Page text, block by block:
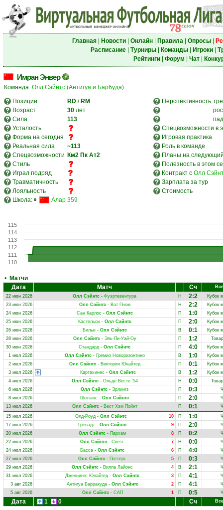
Главная| Новости| Онлайн| Правила| Опросы|
Расписание| Турниры| Команды| Игроки|
Рейтинги| Форум Чат|
Имран Энвер
Команда: Олл Сэйнтс (Антигуа и Барбуда)
Позиции
RD / RM Перспективность
Возраст
30 лет
Сила
113
Усталость
Спецвозможности в
Форма на сегодня
Игровая практика
Реальная сила
~113
Роль в команде
Спецвозможности Км2 Пк Ат2
Планы на
Стиль
Полезность в этом
Играл подряд
Контракт с Олл
Травматичность
Зарплата за тур
Лояльность
Стоимость
Школа:
Алар 359
110
111
112
113
114
115
• Матчи
Дата
Матч Сч
22 июн 2026
Олл Сэйнтс - Фуэртевентура Н 2:2
Кубок
23 июн 2026
Олл Сэйнтс- Ват Пном Н 2:2
Кубок
24 июн 2026
Сан Карлос - Олл Сэйнтс П 1:0
Кубок
25 июн 2026
Кастельон- Олл Сэйнтс П 2:0
Кубок
26 июн 2026
Билье- Олл Сэйнтс В 0:1
Кубок
28 июн 2026
Олл Сэйнтс- Эль-Пи-Уай-Оу П 1:2
30 июн 2026
Стандард - Олл Сэйнтс П 4:0
Кубок
1 июл 2026
Олл Сэйнтс- Гремио Новоризонтино В 1:0
Кубок
2 июл 2026
Олл Сэйнтс- Виктория Юнайтед П 0:1
Кубок
3 июл 2026
Картахинес - Олл Сэйнтс В 1:2
Кубок
4 июл 2026
Олл Сэйнтс- Ольде Весте '54 Н 0:0
6 июл 2026
Олл Сэйнтс - Эрлингз П 0:3
8 июл 2026
Шотганс - Олл Сэйнтс П 2:0
13 июл 2026
Олл Сэйнтс- Вест Хэм Пойнт П 0:1
15 июл 2026
10
Олд-Роуд - Олл Сэйнтс П 1:0
17 июл 2026
9
Гренадс - Олл Сэйнтс П 2:0
20 июл 2026
8
Олл Сэйнтс - Пархам П 0:2
22 июл 2026
7
Олл Сэйнтс - Светс Н 0:0
24 июл 2026
6
Басса - Олл Сэйнтс П 4:0
27 июл 2026
5
Олл Сэйнтс - Поттерс П 0:3
29 июл 2026
4
Олл Сэйнтс - Вилла Лайонс В 2:1
31 июл 2026
3
Дженнингс Юнайтед - Олл Сэйнтс П 4:1
3 авг 2026
2
Антигуа Барракуда- Олл Сэйнтс П 4:1
5 авг 2026
1
Олл Сэйнтс- САП П 0:5
Дата 1 0 Сч